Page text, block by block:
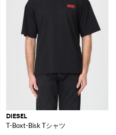
DIESEL
T-Boxt-Bisk Tシャツ